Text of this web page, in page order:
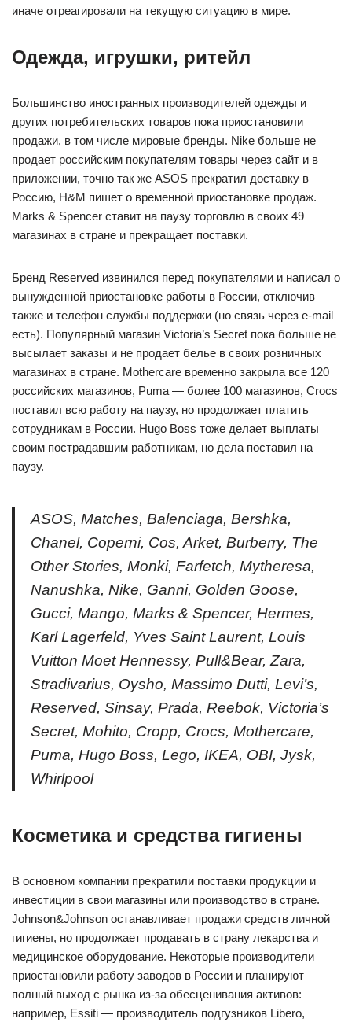
иначе отреагировали на текущую ситуацию в мире.
Одежда, игрушки, ритейл
Большинство иностранных производителей одежды и
других потребительских товаров пока приостановили
продажи, в том числе мировые бренды. Nike больше не
продает российским покупателям товары через сайт и в
приложении, точно так же ASOS прекратил доставку в
Россию, H&M пишет о временной приостановке продаж.
Marks & Spencer ставит на паузу торговлю в своих 49
магазинах в стране и прекращает поставки.
Бренд Reserved извинился перед покупателями и написал о
вынужденной приостановке работы в России, отключив
также и телефон службы поддержки (но связь через e-mail
есть). Популярный магазин Victoria’s Secret пока больше не
высылает заказы и не продает белье в своих розничных
магазинах в стране. Mothercare временно закрыла все 120
российских магазинов, Puma — более 100 магазинов, Crocs
поставил всю работу на паузу, но продолжает платить
сотрудникам в России. Hugo Boss тоже делает выплаты
своим пострадавшим работникам, но дела поставил на
паузу.
ASOS, Matches, Balenciaga, Bershka,
Chanel, Coperni, Cos, Arket, Burberry, The
Other Stories, Monki, Farfetch, Mytheresa,
Nanushka, Nike, Ganni, Golden Goose,
Gucci, Mango, Marks & Spencer, Hermes,
Karl Lagerfeld, Yves Saint Laurent, Louis
Vuitton Moet Hennessy, Pull&Bear, Zara,
Stradivarius, Oysho, Massimo Dutti, Levi’s,
Reserved, Sinsay, Prada, Reebok, Victoria’s
Secret, Mohito, Cropp, Crocs, Mothercare,
Puma, Hugo Boss, Lego, IKEA, OBI, Jysk,
Whirlpool
Косметика и средства гигиены
В основном компании прекратили поставки продукции и
инвестиции в свои магазины или производство в стране.
Johnson&Johnson останавливает продажи средств личной
гигиены, но продолжает продавать в страну лекарства и
медицинское оборудование. Некоторые производители
приостановили работу заводов в России и планируют
полный выход с рынка из-за обесценивания активов:
например, Essiti — производитель подгузников Libero,